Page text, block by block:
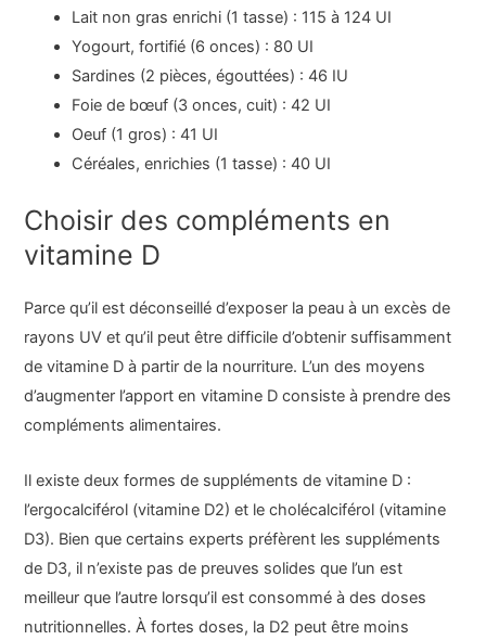
Lait non gras enrichi (1 tasse) : 115 à 124 UI
Yogourt, fortifié (6 onces) : 80 UI
Sardines (2 pièces, égouttées) : 46 IU
Foie de bœuf (3 onces, cuit) : 42 UI
Oeuf (1 gros) : 41 UI
Céréales, enrichies (1 tasse) : 40 UI
Choisir des compléments en
vitamine D
Parce qu’il est déconseillé d’exposer la peau à un excès de
rayons UV et qu’il peut être difficile d’obtenir suffisamment
de vitamine D à partir de la nourriture. L’un des moyens
d’augmenter l’apport en vitamine D consiste à prendre des
compléments alimentaires.
Il existe deux formes de suppléments de vitamine D :
l’ergocalciférol (vitamine D2) et le cholécalciférol (vitamine
D3). Bien que certains experts préfèrent les suppléments
de D3, il n’existe pas de preuves solides que l’un est
meilleur que l’autre lorsqu’il est consommé à des doses
nutritionnelles. À fortes doses, la D2 peut être moins